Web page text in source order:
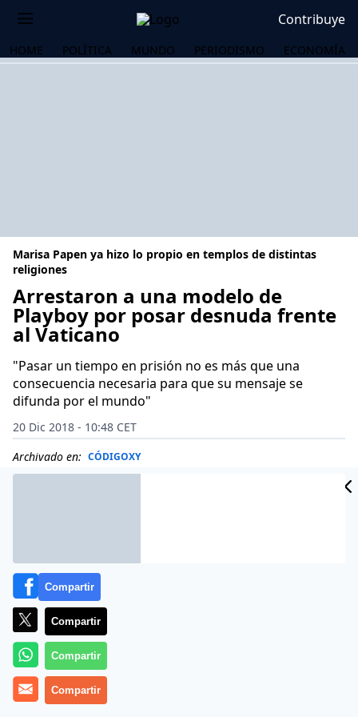
Contribuye
HOME POLÍTICA MUNDO PERIODISMO ECONOMÍA
Marisa Papen ya hizo lo propio en templos de distintas
religiones
Arrestaron a una modelo de
Playboy por posar desnuda frente
al Vaticano
"Pasar un tiempo en prisión no es más que una
consecuencia necesaria para que su mensaje se
difunda por el mundo"
20 Dic 2018 - 10:48 CET
Archivado en: CÓDIGOXY
Compartir
Compartir
Compartir
Compartir